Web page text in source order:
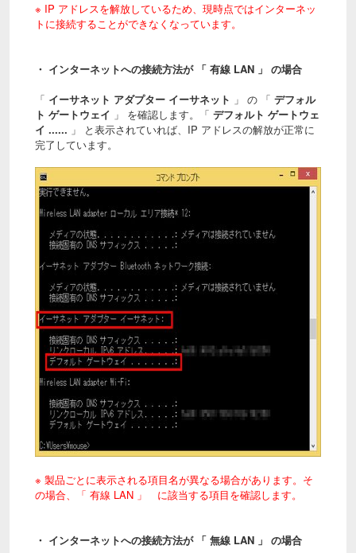
※ IP アドレスを解放しているため、現時点ではインターネッ
トに接続することができなくなっています。
・ インターネットへの接続方法が 「 有線 LAN 」 の場合
「 イーサネット アダプター イーサネット 」 の 「 デフォル
ト ゲートウェイ 」 を確認します。「 デフォルト ゲートウェ
イ ...... 」 と表示されていれば、IP アドレスの解放が正常に
完了しています。
※ 製品ごとに表示される項目名が異なる場合があります。そ
の場合、「 有線 LAN 」 に該当する項目を確認します。
・ インターネットへの接続方法が 「 無線 LAN 」 の場合